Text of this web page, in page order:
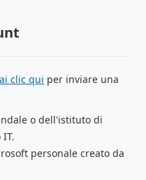
clic qui per inviare una
o dell'istituto di
personale creato da